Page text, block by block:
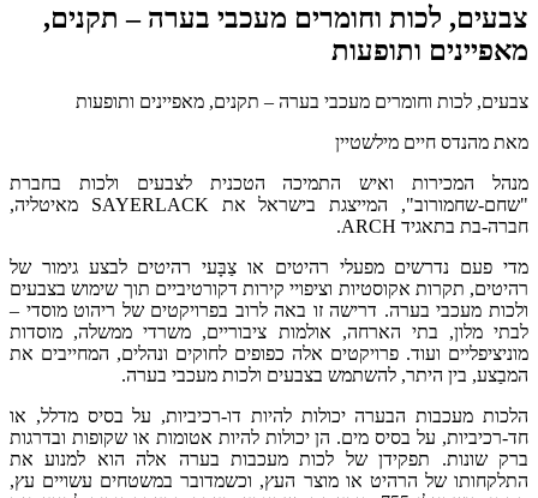
צבעים, לכות וחומרים מעכבי בערה – תקנים,
מאפיינים ותופעות
צבעים, לכות וחומרים מעכבי בערה – תקנים, מאפיינים ותופעות
מאת מהנדס חיים מילשטיין
מנהל המכירות ואיש התמיכה הטכנית לצבעים ולכות בחברת
"שחם-שחמורוב", המייצגת בישראל את SAYERLACK מאיטליה,
חברה-בת בתאגיד ARCH.
מדי פעם נדרשים מפעלי רהיטים או צַבָּעי רהיטים לבצע גימור של
רהיטים, תקרות אקוסטיות וציפויי קירות דקורטיביים תוך שימוש בצבעים
ולכות מעכבי בערה. דרישה זו באה לרוב בפרויקטים של ריהוט מוסדי –
לבתי מלון, בתי הארחה, אולמות ציבוריים, משרדי ממשלה, מוסדות
מוניציפליים ועוד. פרויקטים אלה כפופים לחוקים ונהלים, המחייבים את
המבַצע, בין היתר, להשתמש בצבעים ולכות מעכבי בערה.
הלכות מעכבות הבערה יכולות להיות דו-רכיביות, על בסיס מדלל, או
חד-רכיביות, על בסיס מים. הן יכולות להיות אטומות או שקופות ובדרגות
ברק שונות. תפקידן של לכות מעכבות בערה אלה הוא למנוע את
התלקחותו של הרהיט או מוצר העץ, וכשמדובר במשטחים עשויים עץ,